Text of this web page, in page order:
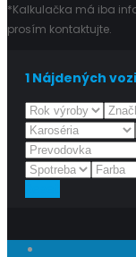
*Kalkulačka má iba
prosím kontaktujte.
1 Nájdených